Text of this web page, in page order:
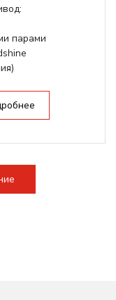
парами